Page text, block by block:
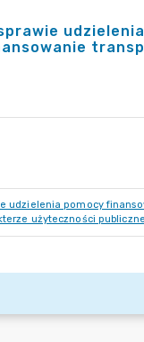
udzielenia pomocy
użyteczności